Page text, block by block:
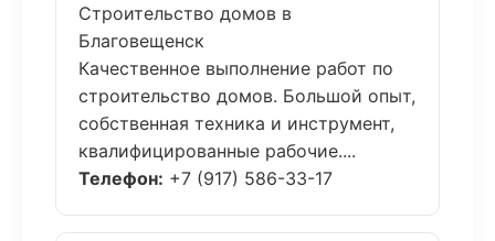
Строительство домов в
Благовещенск
Качественное выполнение работ по
строительство домов. Большой опыт,
собственная техника и инструмент,
квалифицированные рабочие....
Телефон: +7 (917) 586-33-17